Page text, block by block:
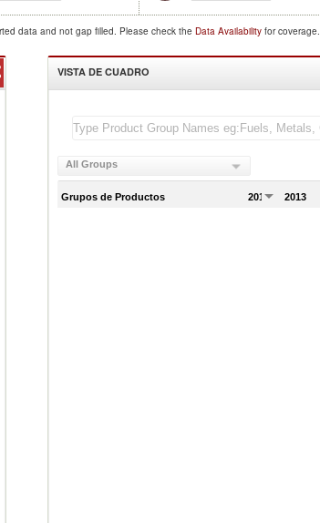
data and not gap filled. Please check the Data Availability for coverage.
VISTA DE CUADRO
All Groups
Grupos de Productos 2012 2013